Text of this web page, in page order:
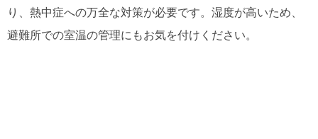
り、熱中症への万全な対策が必要です。湿度が高いため、
避難所での室温の管理にもお気を付けください。